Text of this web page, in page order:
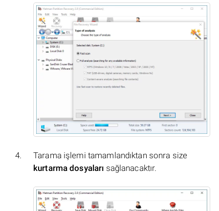
Tarama işlemi tamamlandıktan sonra size
kurtarma dosyaları sağlanacaktır.